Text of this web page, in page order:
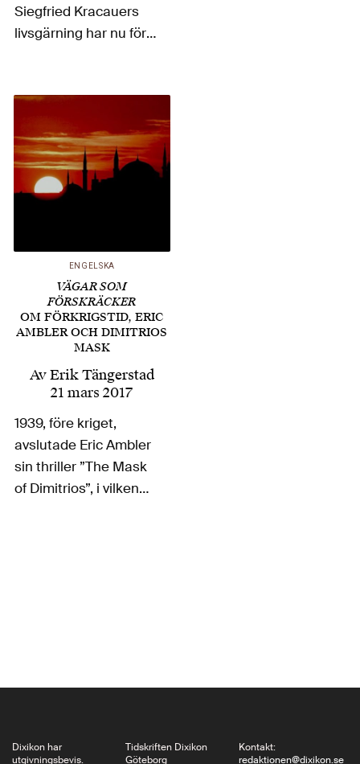
Siegfried Kracauers
livsgärning har nu för
omfattande biografi.
Erik Tängerstad har
läst den och tecknar
konturerna av ett liv
som rörde sig från
det…
ENGELSKA
VÄGAR SOM
FÖRSKRÄCKER
OM FÖRKRIGSTID, ERIC
AMBLER OCH DIMITRIOS
MASK
AvErik Tängerstad
21 mars 2017
1939, före kriget,
avslutade Eric Ambler
sin thriller ”The Mask
of Dimitrios”, i vilken
idag tycks mycket stå
Dixikon har
utgivningsbevis.
Tidskriften Dixikon
Göteborg
Kontakt:
redaktionen@dixikon.se